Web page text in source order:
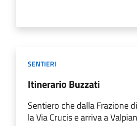
SENTIERI
Itinerario Buzzati
Sentiero che dalla Frazione
la Via Crucis e arriva a